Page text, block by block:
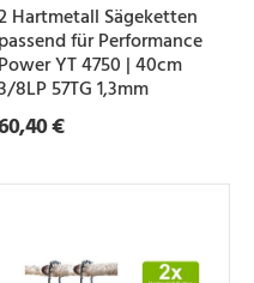
Hartmetall Sägeketten
passend für Performance
Power YT 4750 | 40cm
8LP 57TG 1,3mm
€